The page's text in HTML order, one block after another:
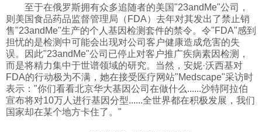
至于在俄罗斯拥有众多追随者的美国"23andMe"公司，
则美国食品药品监督管理局（FDA）去年对其发出了禁止销
售"23andMe"生产的个人基因检测套件的禁令。令"FDA"感到
担忧的是检测中可能会出现对公司客户健康造成危害的失
误。因此"23andMe"公司已停止对客户推广疾病素因检测，
而是将精力集中于世谱领域的研究。当然，安妮·沃西基对
FDA的行动极为不满，她在接受医疗网站"Medscape"采访时
表示："你们看看北京华大基因公司在做什么......沙特阿拉伯
宣布将对10万人进行基因分型......全世界都在积极发展，我们
国家却在某个地方卡住了。"